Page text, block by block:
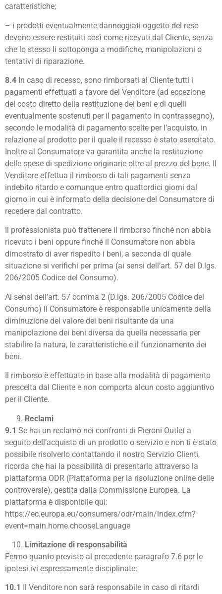
caratteristiche;
– i prodotti eventualmente danneggiati oggetto del reso
devono essere restituiti così come ricevuti dal Cliente, senza
che lo stesso li sottoponga a modifiche, manipolazioni o
tentativi di riparazione.
8.4 In caso di recesso, sono rimborsati al Cliente tutti i
pagamenti effettuati a favore del Venditore (ad eccezione
del costo diretto della restituzione dei beni e di quelli
eventualmente sostenuti per il pagamento in contrassegno),
secondo le modalità di pagamento scelte per l’acquisto, in
relazione al prodotto per il quale il recesso è stato esercitato.
Inoltre al Consumatore va garantita anche la restituzione
delle spese di spedizione originarie oltre al prezzo del bene. Il
Venditore effettua il rimborso di tali pagamenti senza
indebito ritardo e comunque entro quattordici giorni dal
giorno in cui è informato della decisione del Consumatore di
recedere dal contratto.
Il professionista può trattenere il rimborso finché non abbia
ricevuto i beni oppure finché il Consumatore non abbia
dimostrato di aver rispedito i beni, a seconda di quale
situazione si verifichi per prima (ai sensi dell’art. 57 del D.lgs.
206/2005 Codice del Consumo).
Ai sensi dell’art. 57 comma 2 (D.lgs. 206/2005 Codice del
Consumo) il Consumatore è responsabile unicamente della
diminuzione del valore dei beni risultante da una
manipolazione dei beni diversa da quella necessaria per
stabilire la natura, le caratteristiche e il funzionamento dei
beni.
Il rimborso è effettuato in base alla modalità di pagamento
prescelta dal Cliente e non comporta alcun costo aggiuntivo
per il Cliente.
Reclami
9.1 Se hai un reclamo nei confronti di Pieroni Outlet a
seguito dell’acquisto di un prodotto o servizio e non ti è stato
possibile risolverlo contattando il nostro Servizio Clienti,
ricorda che hai la possibilità di presentarlo attraverso la
piattaforma ODR (Piattaforma per la risoluzione online delle
controversie), gestita dalla Commissione Europea. La
piattaforma è disponibile qui:
https://ec.europa.eu/consumers/odr/main/index.cfm?
event=main.home.chooseLanguage
Limitazione di responsabilità
Fermo quanto previsto al precedente paragrafo 7.6 per le
ipotesi ivi espressamente disciplinate:
10.1
Il Venditore non sarà responsabile in caso di ritardi